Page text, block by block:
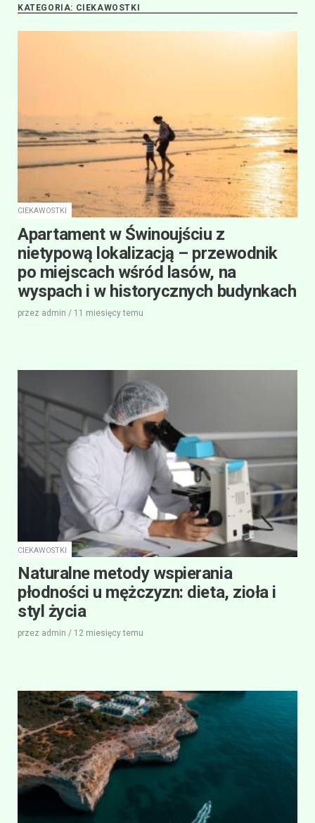
KATEGORIA: CIEKAWOSTKI
CIEKAWOSTKI
Apartament w Świnoujściu z
nietypową lokalizacją – przewodnik
po miejscach wśród lasów, na
wyspach i w historycznych budynkach
przez admin / 11 miesięcytemu
CIEKAWOSTKI
Naturalne metody wspierania
płodności u mężczyzn: dieta, zioła i
styl życia
przez admin / 12 miesięcytemu